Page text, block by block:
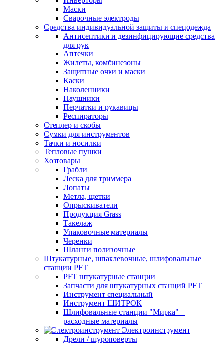
Маски
Сварочные электроды
Средства индивидуальной защиты и спецодежда
Антисептики и дезинфицирующие средства
для рук
Аптечки
Жилеты, комбинезоны
Защитные очки и маски
Каски
Наколенники
Наушники
Перчатки и рукавицы
Респираторы
Степлер и скобы
Сумки для инструментов
Тачки и носилки
Тепловые пушки
Хозтовары
Грабли
Леска для триммера
Лопаты
Метла, щетки
Опрыскиватели
Продукция Grass
Такелаж
Упаковочные материалы
Черенки
Шланги поливочные
Штукатурные, шпаклевочные, шлифовальные
станции PFT
PFT штукатурные станции
Запчасти для штукатурных станций PFT
Инструмент специальный
Инструмент ШИТРОК
Шлифовальные станции "Мирка" +
расходные материалы
Электроинструмент
Дрели / шуроповерты